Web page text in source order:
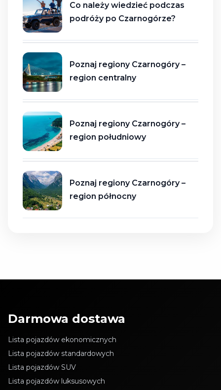
Co należy wiedzieć podczas
podróży po Czarnogórze?
Poznaj regiony Czarnogóry –
region centralny
Poznaj regiony Czarnogóry –
region południowy
Poznaj regiony Czarnogóry –
region północny
Darmowa dostawa
Lista pojazdów ekonomicznych
Lista pojazdów standardowych
Lista pojazdów SUV
Lista pojazdów luksusowych